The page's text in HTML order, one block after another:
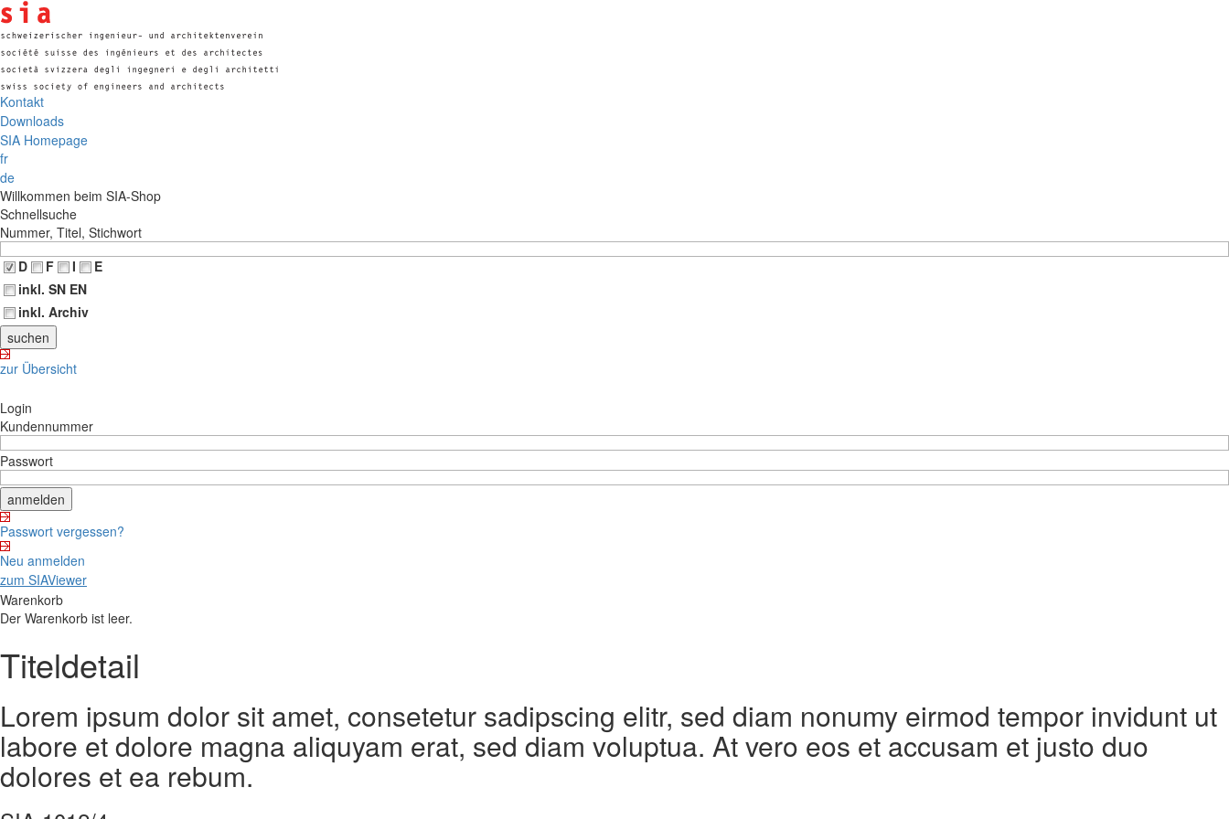
Kontakt
Downloads
SIA Homepage
fr
de
Willkommen beim SIA-Shop
Schnellsuche
Nummer, Titel, Stichwort
D
F I
E
inkl. SN EN
inkl. Archiv
zur Übersicht
Login
Kundennummer
Passwort
Passwort vergessen?
Neu anmelden
zum SIAViewer
Warenkorb
Der Warenkorb ist leer.
Titeldetail
Lorem ipsum dolor sit amet, consetetur sadipscing elitr, sed diam nonumy eirmod tempor invidunt ut
labore et dolore magna aliquyam erat, sed diam voluptua. At vero eos et accusam et justo duo
dolores et ea rebum.